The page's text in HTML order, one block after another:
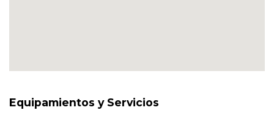
Equipamientos y Servicios